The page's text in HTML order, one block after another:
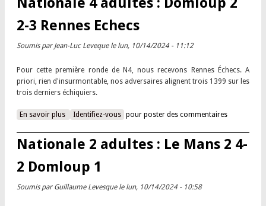
2-3 Rennes Echecs
Soumis par Jean-Luc Levequele lun, 10/14/2024 - 11:12
Pour cette première ronde de N4, nous recevons Rennes Échecs. A
priori, rien d'insurmontable, nos adversaires alignent trois 1399 sur les
trois derniers échiquiers.
En savoir plus
à propos de Nationale 4 adultes : Domloup 2 2-3 Rennes
Identifiez-vous pour poster des commentaires
Nationale 2 adultes : Le Mans 2 4-
2 Domloup 1
Soumis par Guillaume Levesquele lun, 10/14/2024 - 10:58